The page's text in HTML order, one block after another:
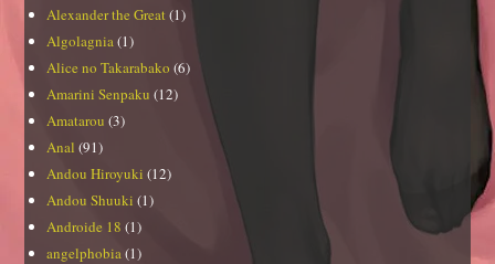
Alexander the Great (1)
Algolagnia(1)
Alice no Takarabako (6)
Amarini Senpaku (12)
Amatarou (3)
Anal (91)
Andou Hiroyuki (12)
Andou Shuuki (1)
Androide 18 (1)
angelphobia(1)